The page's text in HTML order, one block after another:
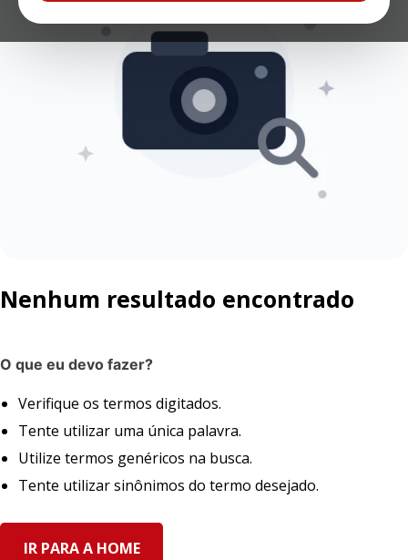
Nenhum resultado encontrado
O que eu devo fazer?
Verifique os termos digitados.
Tente utilizar uma única palavra.
Utilize termos genéricos na busca.
Tente utilizar sinônimos do termo desejado.
IR PARA A HOME